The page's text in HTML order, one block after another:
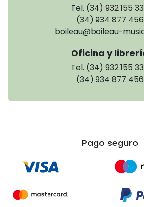
Tel. (34) 932 155
(34) 934 877 456
boileau@boileau-
Oficina y
Tel. (34) 932 155
(34) 934 877 456
Pago seguro